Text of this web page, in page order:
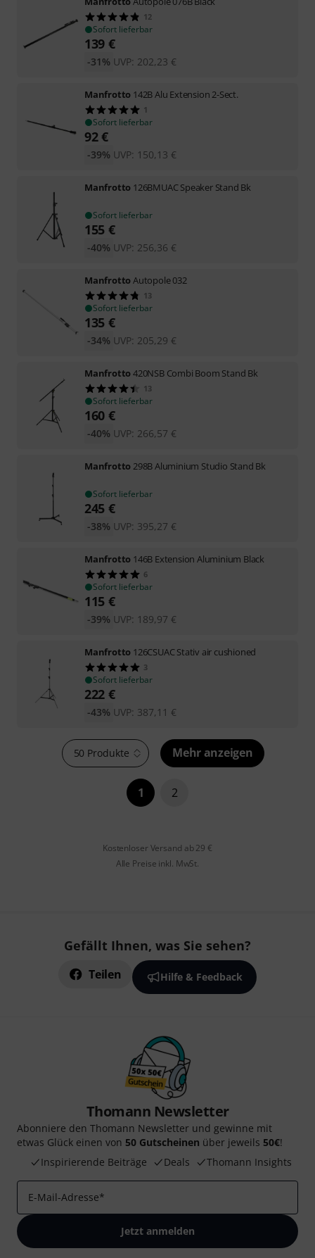
12
Sofort lieferbar
139 €
UVP: 202,23 €
-31%
Manfrotto 142B Alu Extension 2-Sect.
1
Sofort lieferbar
92€
UVP: 150,13 €
-39%
Manfrotto 126BMUAC Speaker Stand Bk
Sofort lieferbar
155 €
UVP: 256,36 €
-40%
ManfrottoAutopole 032
13
Sofort lieferbar
135 €
UVP: 205,29 €
-34%
Manfrotto420NSB Combi Boom Stand Bk
13
Sofort lieferbar
160 €
UVP: 266,57 €
-40%
Manfrotto 298B Aluminium Studio Stand Bk
Sofort lieferbar
245 €
UVP: 395,27 €
-38%
Manfrotto 146B Extension Aluminium Black
6
Sofort lieferbar
115 €
UVP: 189,97 €
-39%
Manfrotto 126CSUAC Stativ air cushioned
3
Sofort lieferbar
222 €
UVP: 387,11 €
-43%
50 Produkte Mehr anzeigen
1 2
Kostenloser Versand ab 29 €
Alle Preise inkl. MwSt.
Gefällt Ihnen, was Sie sehen?
Teilen Hilfe & Feedback
Thomann Newsletter
Abonniere den Thomann Newsletter und gewinne mit
etwas Glück einen von 50 Gutscheinen über jeweils 50€!
Inspirierende Beiträge
Deals Thomann Insights
E-Mail-Adresse*
Jetzt anmelden